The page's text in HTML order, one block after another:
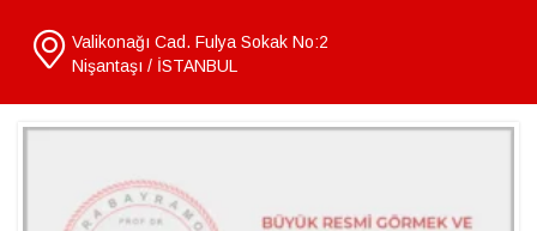
Valikonağı Cad. Fulya Sokak No:2
Nişantaşı / İSTANBUL